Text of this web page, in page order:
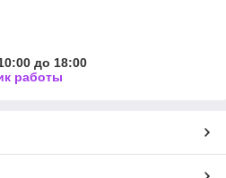
до 18:00
работы